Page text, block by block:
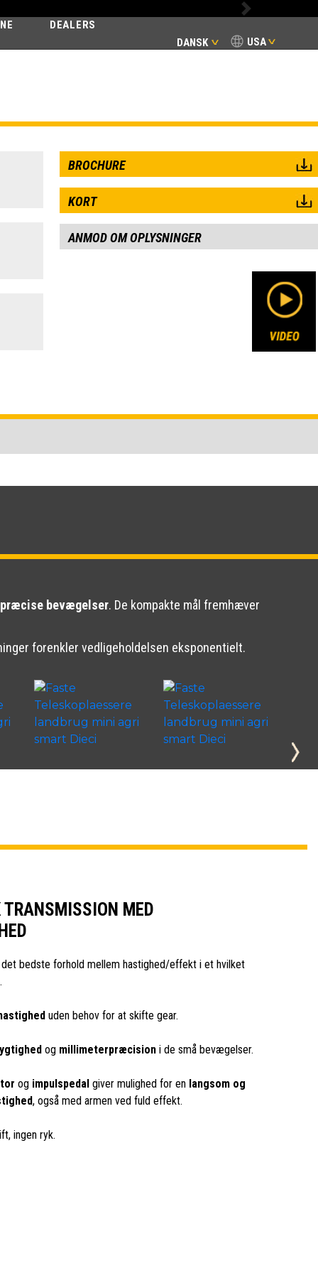
USA
DANSK
DEALERS
Next
BROCHURE
KORT
ANMOD OM OPLYSNINGER
bevægelser. De kompakte mål fremhæver
forenkler vedligeholdelsen eksponentielt.
MED
bedste forhold mellem hastighed/effekt i et hvilket
uden behov for at skifte gear.
og millimeterpræcisioni de små bevægelser.
og impulspedalgiver mulighed for en langsom og
, også med armen ved fuld effekt.
ingen ryk.